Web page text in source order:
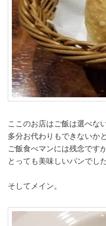
ここのお店はご飯は選べな
多分お代わりもできないかと
ご飯食べマンには残念です
とっても美味しいパンでした
そしてメイン。